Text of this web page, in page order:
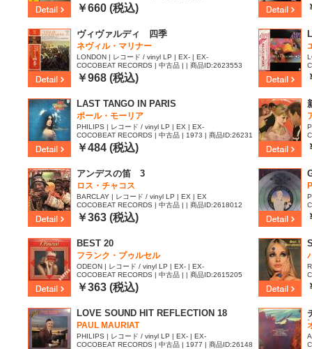
￥660 (税込)
ヴィヴァルディ 四季
ネヴィル・マリナー
LONDON | レコード / vinyl LP | EX- | EX-
COCOBEAT RECORDS | 中古品 | | 商品ID:2623553
￥968 (税込)
LAST TANGO IN PARIS
ポール・モーリア
PHILIPS | レコード / vinyl LP | EX | EX-
COCOBEAT RECORDS | 中古品 | 1973 | 商品ID:26231
36
￥484 (税込)
アンデスの笛 3
ロス・チャコス
BARCLAY | レコード / vinyl LP | EX | EX
COCOBEAT RECORDS | 中古品 | | 商品ID:2618012
￥363 (税込)
BEST 20
フランク・プゥルセル
ODEON | レコード / vinyl LP | EX- | EX-
COCOBEAT RECORDS | 中古品 | | 商品ID:2615205
￥363 (税込)
LOVE SOUND HIT REFLECTION 18
PAUL MAURIAT
PHILIPS | レコード / vinyl LP | EX- | EX-
COCOBEAT RECORDS | 中古品 | 1977 | 商品ID:26148